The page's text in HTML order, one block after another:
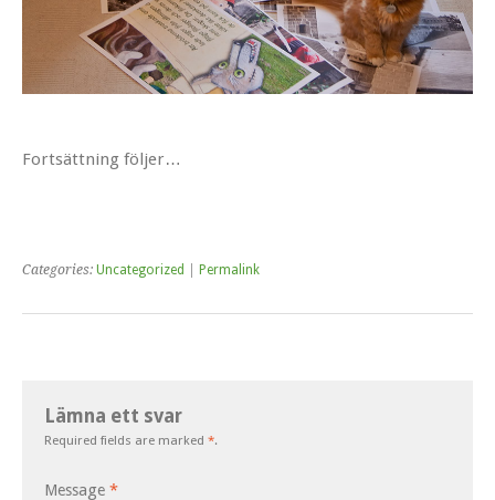
Fortsättning följer…
Categories: Uncategorized Permalink
Lämna ett svar
Required fields are marked *.
Message *